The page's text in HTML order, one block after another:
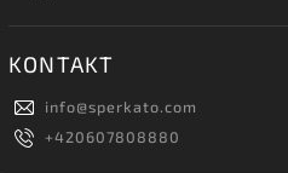
KONTAKT
info@sperkato.com
+420607808880